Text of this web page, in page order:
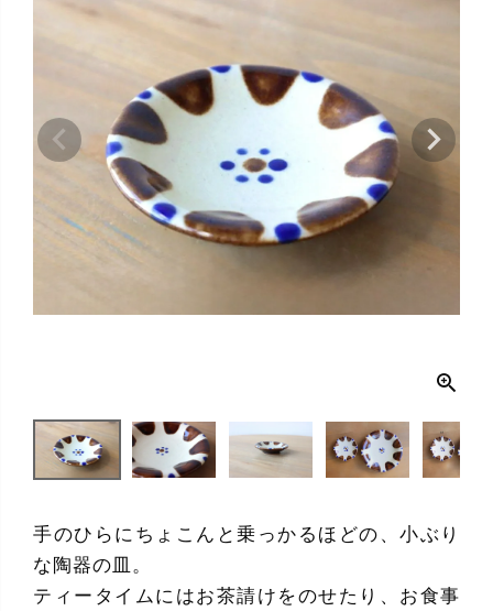
手のひらにちょこんと乗っかるほどの、小ぶり
な陶器の皿。
ティータイムにはお茶請けをのせたり、お食事